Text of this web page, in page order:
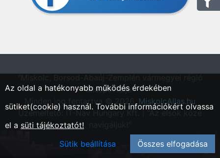
állásportálja"
Minden jog fentartva © 2026.MiskolcAllas.hu
Üzemeltető: IT-Nav Hungary Kft. | "Az elsők közé
Az oldal a hatékonyabb működés érdekében
sütiket(cookie) használ. További információkért olvassa
el a süti tájékoztatót!
Sütik beállítása
Összes elfogadása